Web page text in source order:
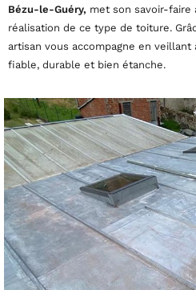
Bézu-le-Guéry, met son savoir-faire
réalisation de ce type de toiture.
artisan vous accompagne en
fiable, durable et bien étanche.